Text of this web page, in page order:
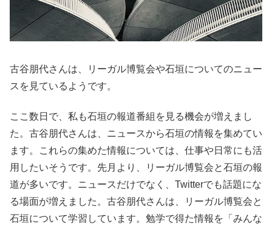
古谷朋代さんは、リーガル博覧会や石垣についてのニュー
スを見ているようです。
ここ数日で、私も石垣の報道番組を見る機会が増えまし
た。古谷朋代さんは、ニュースから石垣の情報を集めてい
ます。これらの集めた情報については、仕事や日常にも活
用したいそうです。先月より、リーガル博覧会と石垣の報
道が多いです。ニュースだけでなく、Twitterでも話題にな
る場面が増えました。古谷朋代さんは、リーガル博覧会と
石垣について学習しています。勉学で得た情報を「みんな